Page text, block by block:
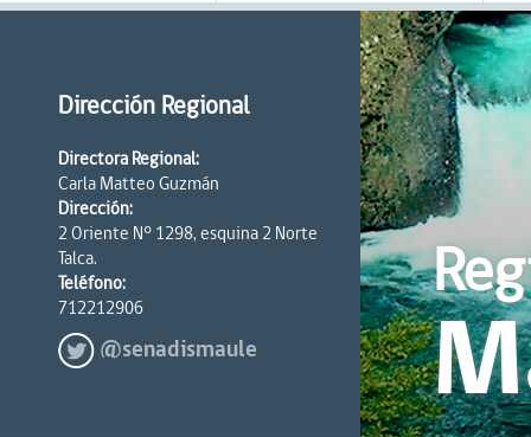
Dirección Regional
Directora Regional:
Carla Matteo Guzmán
Dirección:
2 Oriente N° 1298, esquina 2 Norte
Talca.
Teléfono:
712212906
@senadismaule